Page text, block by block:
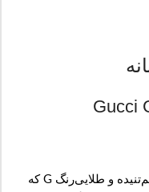
Gucci
«گوچی گیلتی بلک پور زنانه» حروف درهم‌تنیده و طلایی‌رنگ G که